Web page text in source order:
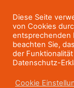
Diese Seite
von Cookies
entsprechenden
beachten Sie,
der
Datenschutz-
Cookie